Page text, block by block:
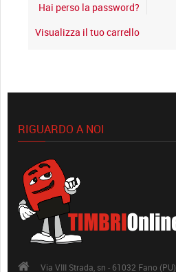
Hai perso la password?
Visualizza il tuo carrello
RIGUARDO A NOI
Via VIII Strada, sn - 61032 Fano (PU)